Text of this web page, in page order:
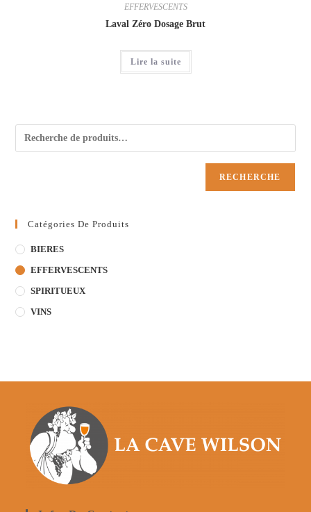
EFFERVESCENTS
Laval Zéro Dosage Brut
Lire la suite
RECHERCHE
Catégories De Produits
BIERES
EFFERVESCENTS
SPIRITUEUX
VINS